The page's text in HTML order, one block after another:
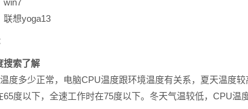
win7
联想yoga13
搜索了解
度多少正常，电脑CPU温度跟环境温度有关系，夏天温度
65度以下，全速工作时在75度以下。冬天气温较低，CPU温